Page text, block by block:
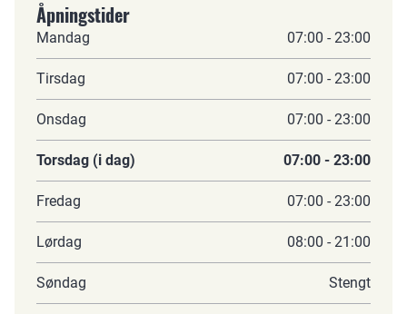
Åpningstider
Mandag 07:00 - 23:00
Tirsdag 07:00 - 23:00
Onsdag 07:00 - 23:00
Torsdag (i dag) 07:00 - 23:00
Fredag 07:00 - 23:00
Lørdag 08:00 - 21:00
Søndag Stengt